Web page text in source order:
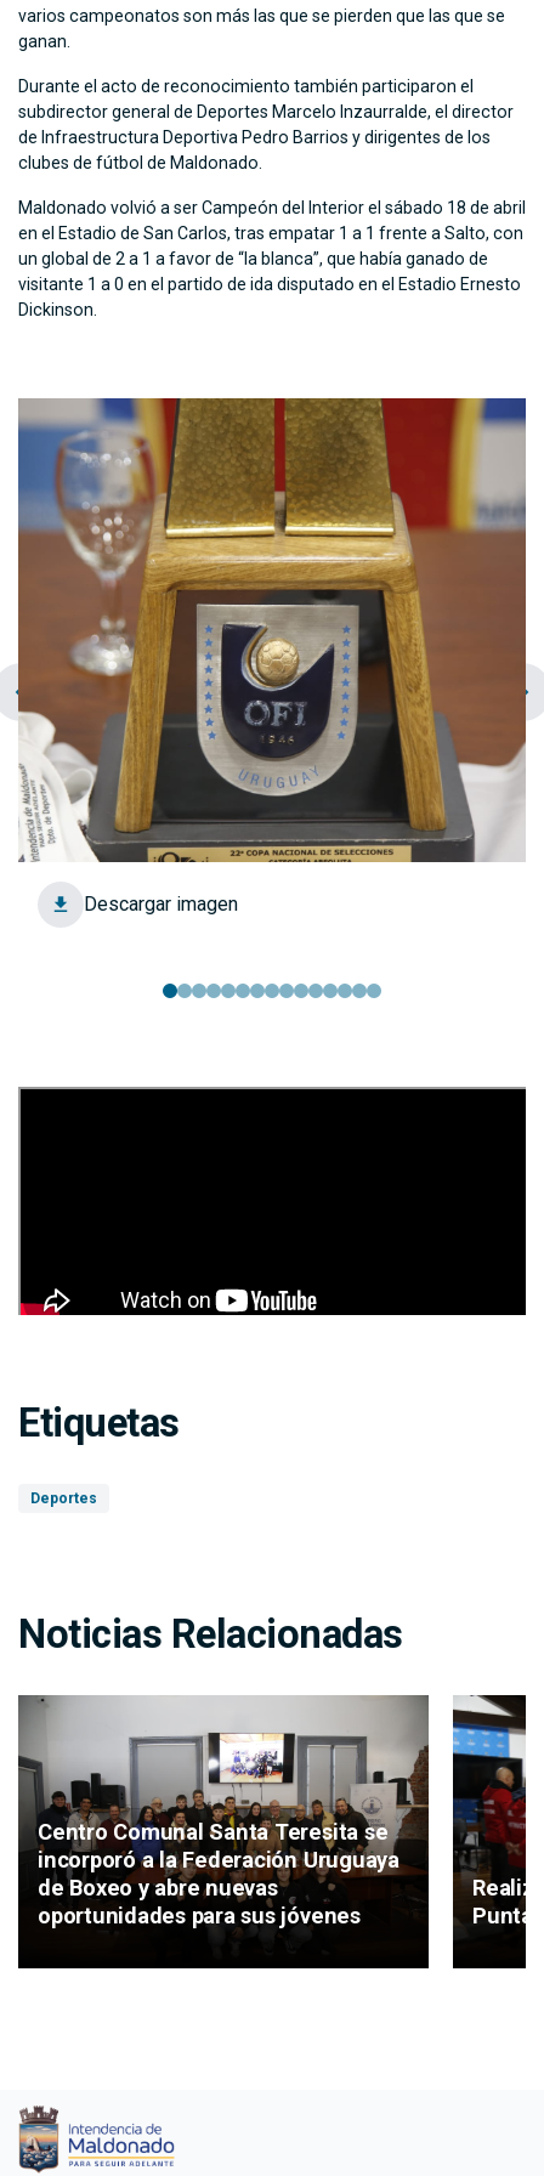
varios campeonatos son más las que se pierden que las que se
ganan.
Durante el acto de reconocimiento también participaron el
subdirector general de Deportes Marcelo Inzaurralde, el director
de Infraestructura Deportiva Pedro Barrios y dirigentes de los
clubes de fútbol de Maldonado.
Maldonado volvió a ser Campeón del Interior el sábado 18 de abril
en el Estadio de San Carlos, tras empatar 1 a 1 frente a Salto, con
un global de 2 a 1 a favor de “la blanca”, que había ganado de
visitante 1 a 0 en el partido de ida disputado en el Estadio Ernesto
Dickinson.
Descargar imagen
chevron_left navigate_next
Etiquetas
Deportes
Noticias Relacionadas
Centro Comunal Santa Teresita se
incorporó a la Federación Uruguaya
de Boxeo y abre nuevas
oportunidades para sus jóvenes
Punta